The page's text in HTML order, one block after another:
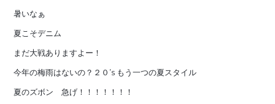
暑いなぁ
夏こそデニム
まだ大戦ありますよー！
今年の梅雨はないの？２０’s もう一つの夏スタイル
夏のズボン 急げ！！！！！！！